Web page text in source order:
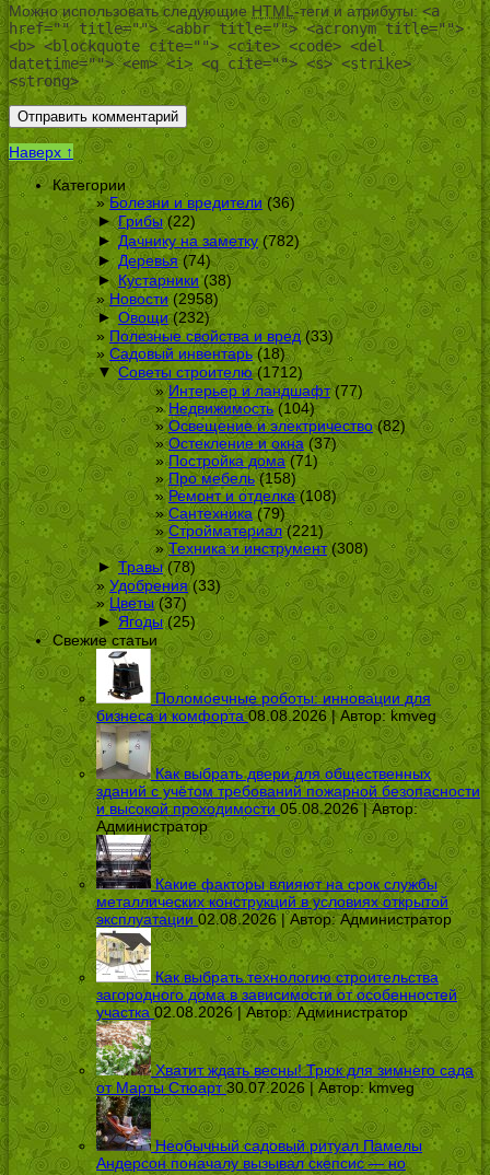
Можно использовать следующие HTML-теги и атрибуты: <a
href="" title=""> <abbr title=""> <acronym title="">
<b> <blockquote cite=""> <cite> <code> <del
datetime=""> <em> <i> <q cite=""> <s> <strike>
<strong>
Наверх ↑
Категории
Болезни и вредители(36)
► Грибы(22)
► Дачнику на заметку (782)
► Деревья(74)
► Кустарники(38)
Новости(2958)
► Овощи(232)
Полезные свойства и вред(33)
Садовый инвентарь(18)
▼ Советы строителю(1712)
Интерьер и ландшафт(77)
Недвижимость (104)
Освещение и электричество(82)
Остекление и окна (37)
Постройка дома(71)
Про мебель(158)
Ремонт и отделка(108)
Сантехника (79)
Стройматериал(221)
Техника и инструмент(308)
► Травы(78)
Удобрения(33)
Цветы(37)
► Ягоды(25)
Свежие статьи
Поломоечные роботы: инновации для
бизнеса и комфорта 08.08.2026 | Автор:kmveg
Как выбрать двери для общественных
зданий с учётом требований пожарной безопасности
и высокой проходимости 05.08.2026 | Автор:
Администратор
Какие факторы влияют на срок службы
металлических конструкций в условиях открытой
эксплуатации 02.08.2026 | Автор:Администратор
Как выбрать технологию строительства
загородного дома в зависимости от особенностей
участка 02.08.2026 | Автор:Администратор
Хватит ждать весны! Трюк для зимнего сада
от Марты Стюарт 30.07.2026 | Автор:kmveg
Необычный садовый ритуал Памелы
Андерсон поначалу вызывал скепсис — но